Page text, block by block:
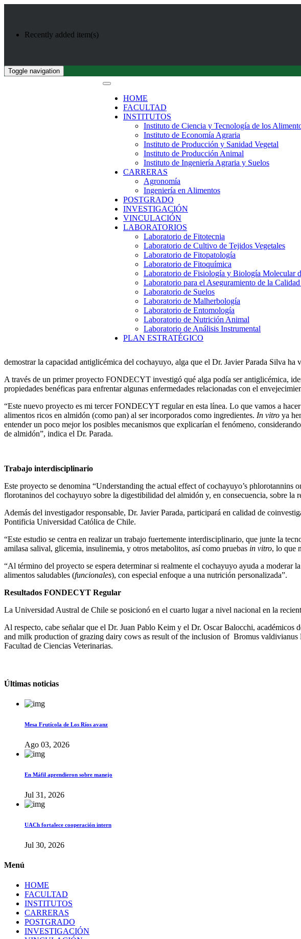
Recently added item(s)
Toggle navigation
HOME
FACULTAD
INSTITUTOS
Instituto de Ciencia y Tecnología de los
Instituto de Economía Agraria
Instituto de Producción y Sanidad Vegetal
Instituto de Producción Animal
Instituto de Ingeniería Agraria y Suelos
CARRERAS
Agronomía
Ingeniería en Alimentos
POSTGRADO
INVESTIGACIÓN
VINCULACIÓN
LABORATORIOS
Laboratorio de Fitotecnia
Laboratorio de Cultivo de Tejidos Vegetales
Laboratorio de Fitopatología
Laboratorio de Fitoquímica
Laboratorio de Fisiología y Biología Molecular
Laboratorio para el Aseguramiento de la
Laboratorio de Suelos
Laboratorio de Malherbología
Laboratorio de Entomología
Laboratorio de Nutrición Animal
Laboratorio de Análisis Instrumental
PLAN ESTRATÉGICO
demostrar la capacidad antiglicémica del cochayuyo, alga que el Dr. Javier Parada Silva ha
A través de un primer proyecto FONDECYT investigó qué alga podía ser antiglicémica,
propiedades benéficas para enfrentar algunas enfermedades relacionadas con el
“Este nuevo proyecto es mi tercer FONDECYT regular en esta línea. Lo que vamos a
alimentos ricos en almidón (como pan) al ser incorporados como ingredientes. In vitro ya
entender un poco mejor los posibles mecanismos que explicarían el fenómeno,
de almidón”, indica el Dr. Parada.
Trabajo interdisciplinario
Este proyecto se denomina “Understanding the actual effect of cochayuyo’s
florotaninos del cochayuyo sobre la digestibilidad del almidón y, en consecuencia, sobre
Además del investigador responsable, Dr. Javier Parada, participará en calidad de
Pontificia Universidad Católica de Chile.
“Este estudio se centra en realizar un trabajo fuertemente interdisciplinario, que junte la
amilasa salival, glicemia, insulinemia, y otros metabolitos, así como pruebas in vitro, lo que
“Al término del proyecto se espera determinar si realmente el cochayuyo ayuda a moderar
alimentos saludables (funcionales), con especial enfoque a una nutrición personalizada”.
Resultados FONDECYT Regular
La Universidad Austral de Chile se posicionó en el cuarto lugar a nivel nacional en la
Al respecto, cabe señalar que el Dr. Juan Pablo Keim y el Dr. Oscar Balocchi,
and milk production of grazing dairy cows as result of the inclusion of Bromus valdivianus
Facultad de Ciencias Veterinarias.
Últimas noticias
Mesa Frutícola de Los Ríos avanz
Ago 03, 2026
En Máfil aprendieron sobre manejo
Jul 31, 2026
UACh fortalece cooperación intern
Jul 30, 2026
Menú
HOME
FACULTAD
INSTITUTOS
CARRERAS
POSTGRADO
INVESTIGACIÓN